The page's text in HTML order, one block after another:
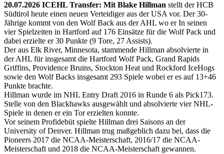
20.07.2026 ICEHL Transfer: Mit Blake Hillman stellt der HCB
Südtirol heute einen neuen Verteidiger aus der USA vor. Der 30-
Jährige kommt von den Wolf Back aus der AHL wo er In seinen
vier Spielzeiten in Hartford auf 176 Einsätze für die Wolf Pack und
dabei erzielte er 30 Punkte (9 Tore, 27 Assists).
Der aus Elk River, Minnesota, stammende Hillman absolvierte in
der AHL für insgesamt die Hartford Wolf Pack, Grand Rapids
Griffins, Providence Bruins, Stockton Heat und Rockford IceHogs
sowie den Wolf Backs insgesamt 293 Spiele wobei er es auf 13+46
Punkte brachte.
Hillman wurde im NHL Entry Draft 2016 in Runde 6 als Pick173.
Stelle von den Blackhawks ausgewählt und absolvierte vier NHL-
Spiele in denen er ein Tor erzielten konnte.
Vor seinem Profidebüt spielte Hillman drei Saisons an der
University of Denver. Hillman trug maßgeblich dazu bei, dass die
Pioneers 2017 die NCAA-Meisterschaft, 2016/17 die NCAA-
Meisterschaft und 2018 die NCAA-Meisterschaft gewannen.